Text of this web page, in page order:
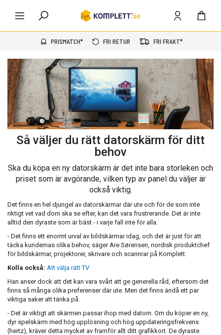
PRISMATCH* FRI RETUR FRI FRAKT*
Så väljer du rätt datorskärm för ditt
behov
Ska du köpa en ny datorskärm är det inte bara storleken och
priset som är avgörande, vilken typ av panel du väljer är
också viktig.
Det finns en hel djungel av datorskärmar där ute och för de som inte
riktigt vet vad dom ska se efter, kan det vara frustrerande. Det är inte
alltid den dyraste som är bäst - i varje fall inte för alla.
- Det finns ett enormt urval av bildskärmar idag, och det är just för att
täcka kundernas olika behov, säger Are Sørensen, nordisk produktchef
för bildskärmar, projektorer, skrivare och scannrar på Komplett.
Kolla också: Att välja rätt TV
Han anser dock att det kan vara svårt att ge generella råd, eftersom det
finns så många olika preferenser där ute. Men det finns ändå ett par
viktiga saker att tänka på.
- Det är viktigt att skärmen passar ihop med datorn. Om du köper en ny,
dyr spelskärm med hög upplösning och hög uppdateringsfrekvens
(hertz), kräver detta mycket av framför allt ditt grafikkort. De dyraste